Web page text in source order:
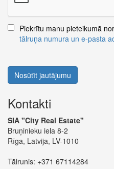
Piekrītu manu pieteikumā
tālruņa numura un e-pasta
Nosūtīt jautājumu
Kontakti
SIA "City Real Estate"
Bruņinieku iela 8-2
Rīga, Latvija, LV-1010
Tālrunis: +371 67114284